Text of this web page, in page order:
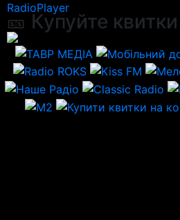
RadioPlayer
🎫 Купуйте